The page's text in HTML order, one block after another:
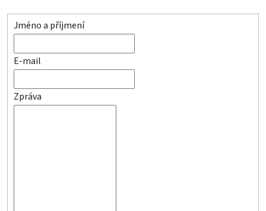
Jméno a příjmení
E-mail
Zpráva